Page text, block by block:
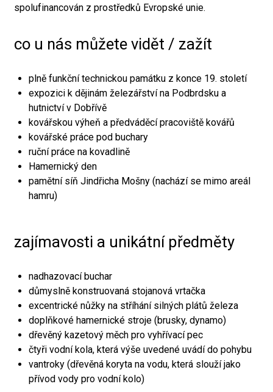
spolufinancován z prostředků Evropské unie.
co u nás můžete vidět / zažít
plně funkční technickou památku z konce 19. století
expozici k dějinám železářství na Podbrdsku a
hutnictví v Dobřívě
kovářskou výheň a předváděcí pracoviště kovářů
kovářské práce pod buchary
ruční práce na kovadlině
Hamernický den
pamětní síň Jindřicha Mošny (nachází se mimo areál
hamru)
zajímavosti a unikátní předměty
nadhazovací buchar
důmyslně konstruovaná stojanová vrtačka
excentrické nůžky na stříhání silných plátů železa
doplňkové hamernické stroje (brusky, dynamo)
dřevěný kazetový měch pro vyhřívací pec
čtyři vodní kola, která výše uvedené uvádí do pohybu
vantroky (dřevěná koryta na vodu, která slouží jako
přívod vody pro vodní kolo)